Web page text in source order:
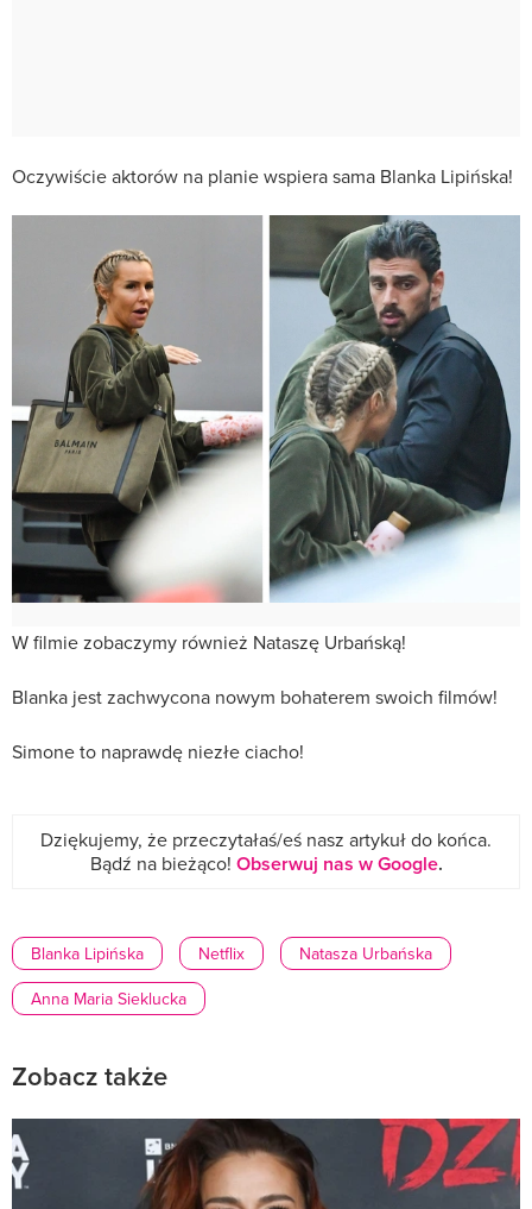
Oczywiście aktorów na planie wspiera sama Blanka Lipińska!
W filmie zobaczymy również Nataszę Urbańską!
Blanka jest zachwycona nowym bohaterem swoich filmów!
Simone to naprawdę niezłe ciacho!
Dziękujemy, że przeczytałaś/eś nasz artykuł do końca.
Bądź na bieżąco! Obserwuj nas w Google.
Blanka Lipińska Netflix
Natasza Urbańska
Anna Maria Sieklucka
Zobacz także